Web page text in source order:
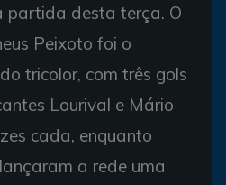
partida desta terça. O
Peixoto foi o
tricolor, com três gols
Lourival e Mário
cada, enquanto
a rede uma